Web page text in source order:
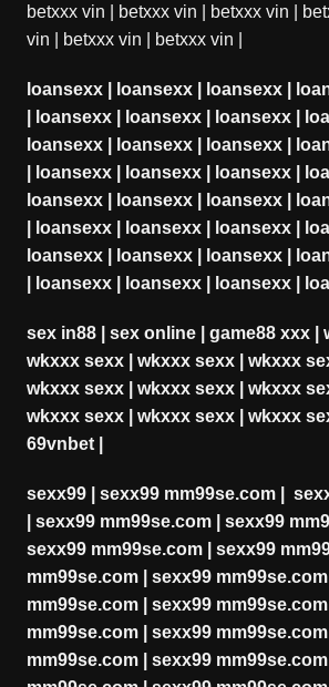
betxxx vin
betxxx vin betxxx vin
vin
betxxx vin betxxx vin
loansexx| loansexx| loansexx|
loansexx| loansexx| loansexx|
loansexx| loansexx| loansexx|
loansexx| loansexx| loansexx|
loansexx| loansexx| loansexx|
loansexx| loansexx| loansexx|
loansexx| loansexx| loansexx|
loansexx| loansexx| loansexx|
sex in88| sex online| game88 xxx|
wkxxx sexx| wkxxx sexx| wkxxx
wkxxx sexx| wkxxx sexx| wkxxx
wkxxx sexx| wkxxx sexx| wkxxx
69vnbet|
sexx99| sexx99 mm99se.com|
sexx99 mm99se.com| sexx99
sexx99 mm99se.com| sexx99
mm99se.com| sexx99 mm99se.com
mm99se.com| sexx99 mm99se.com
mm99se.com| sexx99 mm99se.com
mm99se.com| sexx99 mm99se.com